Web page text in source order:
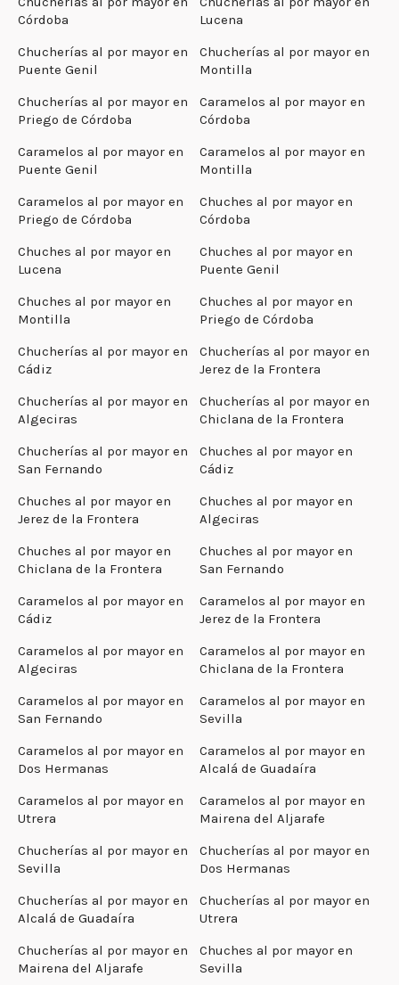
Córdoba
Lucena
Chucherías al por mayor en
Puente Genil
Chucherías al por mayor en
Montilla
Chucherías al por mayor en
Priego de Córdoba
Caramelos al por mayor en
Córdoba
Caramelos al por mayor en
Puente Genil
Caramelos al por mayor en
Montilla
Caramelos al por mayor en
Priego de Córdoba
Chuches al por mayor en
Córdoba
Chuches al por mayor en
Lucena
Chuches al por mayor en
Puente Genil
Chuches al por mayor en
Montilla
Chuches al por mayor en
Priego de Córdoba
Chucherías al por mayor en
Cádiz
Chucherías al por mayor en
Jerez de la Frontera
Chucherías al por mayor en
Algeciras
Chucherías al por mayor en
Chiclana de la Frontera
Chucherías al por mayor en
San Fernando
Chuches al por mayor en
Cádiz
Chuches al por mayor en
Jerez de la Frontera
Chuches al por mayor en
Algeciras
Chuches al por mayor en
Chiclana de la Frontera
Chuches al por mayor en
San Fernando
Caramelos al por mayor en
Cádiz
Caramelos al por mayor en
Jerez de la Frontera
Caramelos al por mayor en
Algeciras
Caramelos al por mayor en
Chiclana de la Frontera
Caramelos al por mayor en
San Fernando
Caramelos al por mayor en
Sevilla
Caramelos al por mayor en
Dos Hermanas
Caramelos al por mayor en
Alcalá de Guadaíra
Caramelos al por mayor en
Utrera
Caramelos al por mayor en
Mairena del Aljarafe
Chucherías al por mayor en
Sevilla
Chucherías al por mayor en
Dos Hermanas
Chucherías al por mayor en
Alcalá de Guadaíra
Chucherías al por mayor en
Utrera
Chucherías al por mayor en
Mairena del Aljarafe
Chuches al por mayor en
Sevilla